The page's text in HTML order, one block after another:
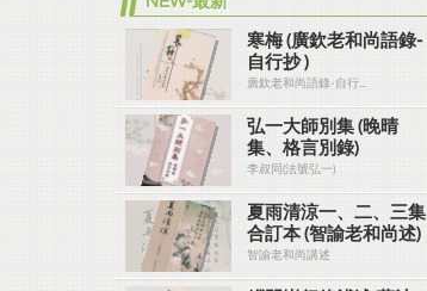
寒梅 (廣欽老和尚語錄-
自行抄 )
廣欽老和尚語錄-自行...
弘一大師別集 (晚晴
集、格言別錄)
李叔同(法號弘一)
夏雨清涼一、二、三集
合訂本 (智諭老和尚述)
智諭老和尚講述